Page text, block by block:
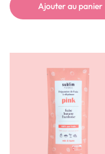
Ajouter au panier